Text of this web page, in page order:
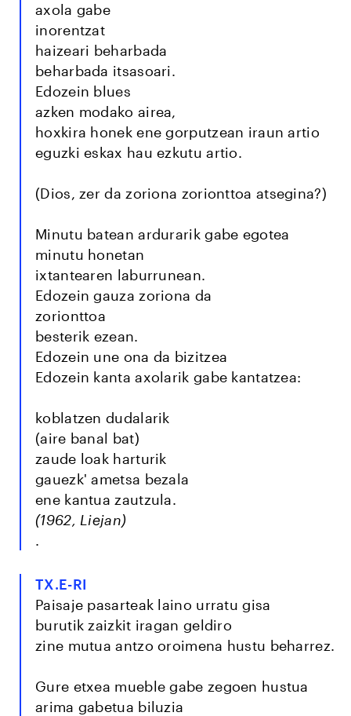
axola gabe
inorentzat
haizeari beharbada
beharbada itsasoari.
Edozein blues
azken modako airea,
hoxkira honek ene gorputzean iraun artio
eguzki eskax hau ezkutu artio.
(Dios, zer da zoriona zorionttoa atsegina?)
Minutu batean ardurarik gabe egotea
minutu honetan
ixtantearen laburrunean.
Edozein gauza zoriona da
zorionttoa
besterik ezean.
Edozein une ona da bizitzea
Edozein kanta axolarik gabe kantatzea:
koblatzen dudalarik
(aire banal bat)
zaude loak harturik
gauezk' ametsa bezala
ene kantua zautzula.
(1962, Liejan)
.
TX.E-RI
Paisaje pasarteak laino urratu gisa
burutik zaizkit iragan geldiro
zine mutua antzo oroimena hustu beharrez.
Gure etxea mueble gabe zegoen hustua
arima gabetua biluzia